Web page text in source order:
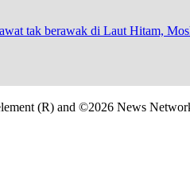
tak berawak di Laut Hitam,
(R) and ©2026 News